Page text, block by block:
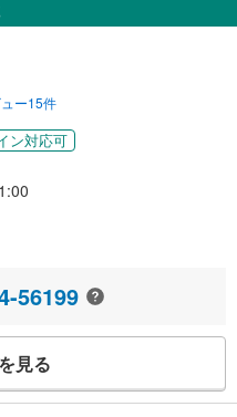
ー15件
ン対応可
56199
見る